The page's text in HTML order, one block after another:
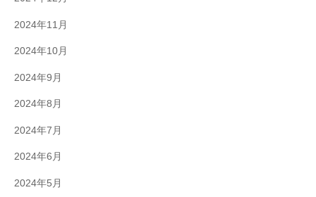
2024年11月
2024年10月
2024年9月
2024年8月
2024年7月
2024年6月
2024年5月